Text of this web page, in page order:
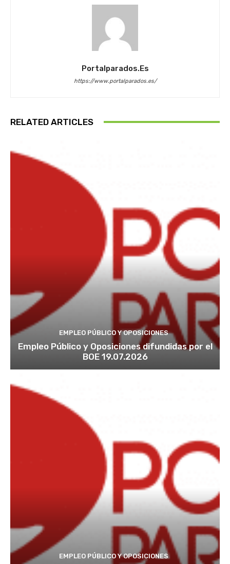
Portalparados.es
https://www.portalparados.es/
RELATED ARTICLES
EMPLEO PÚBLICO Y OPOSICIONES
Empleo Público y Oposiciones difundidas por el
BOE 19.07.2026
EMPLEO PÚBLICO Y OPOSICIONES